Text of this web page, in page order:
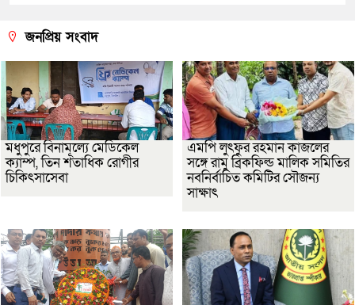
জনপ্রিয় সংবাদ
মধুপুরে বিনামূল্যে মেডিকেল
ক্যাম্প, তিন শতাধিক রোগীর
চিকিৎসাসেবা
এমপি লুৎফুর রহমান কাজলের
সঙ্গে রামু ব্রিকফিল্ড মালিক সমিতির
নবনির্বাচিত কমিটির সৌজন্য
সাক্ষাৎ